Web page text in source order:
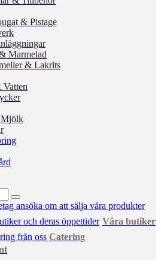
& Pistage
Marmelad
& Lakrits
Våra butiker
Catering